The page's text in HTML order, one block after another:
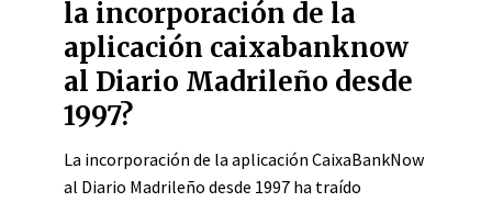
la incorporación de la
aplicación caixabanknow
al Diario Madrileño desde
1997?
La incorporación de la aplicación CaixaBankNow
al Diario Madrileño desde 1997 ha traído